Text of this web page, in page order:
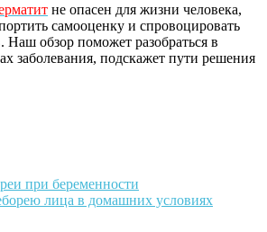
не опасен для жизни человека,
самооценку и спровоцировать
Наш обзор поможет разобраться в
заболевания, подскажет пути решения
при беременности
лица в домашних условиях